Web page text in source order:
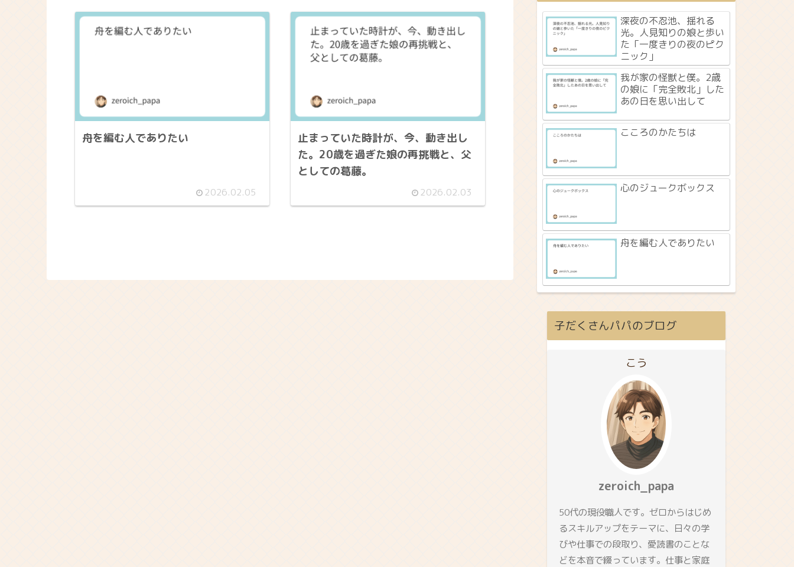
舟を編む人でありたい
2026.02.05
止まっていた時計が、今、動き出し
た。20歳を過ぎた娘の再挑戦と、父
としての葛藤。
2026.02.03
深夜の不忍池、揺れる
光。人見知りの娘と歩い
た「一度きりの夜のピク
ニック」
我が家の怪獣と僕。2歳
の娘に「完全敗北」した
あの日を思い出して
こころのかたちは
心のジュークボックス
舟を編む人でありたい
子だくさんパパのブログ
こう
zeroich_papa
50代の現役職人です。ゼロからはじめ
るスキルアップをテーマに、日々の学
びや仕事での段取り、愛読書のことな
どを本音で綴っています。仕事と家庭